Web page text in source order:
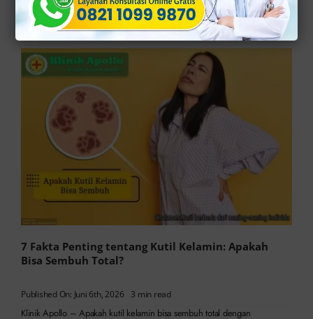
7 Fakta Penting tentang Kutil Kelamin: Apakah
Bisa Sembuh Total?
Published On: Juni 6th, 2026 3 min read
Klinik Apollo – Apakah kutil kelamin bisa sembuh total dengan